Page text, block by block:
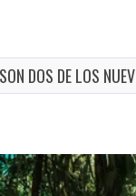
DOS DE LOS